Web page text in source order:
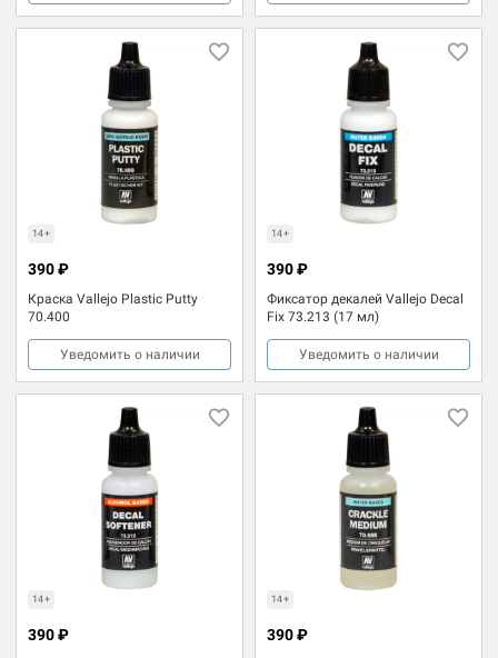
14+
Краска Vallejo Plastic Putty
70.400
390 ₽
Уведомить о наличии
14+
Фиксатор декалей Vallejo Decal
Fix 73.213 (17 мл)
390 ₽
Уведомить о наличии
14+
390 ₽
14+
390 ₽